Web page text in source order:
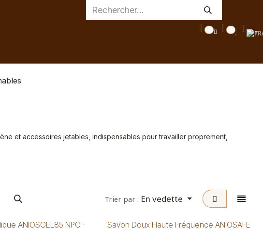
et accessoires jetables, indispensables pour travailler proprement,
Trier par : En vedette
ANIOSGEL85 NPC -
Savon Doux Haute Fréquence ANIOSAFE